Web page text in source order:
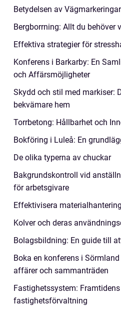
Betydelsen av
Bergborrning: Allt du behöver
Effektiva strategier för
Konferens i Barkarby: En
och Affärsmöjligheter
Skydd och stil med markiser:
bekvämare hem
Torrbetong: Hållbarhet och
Bokföring i Luleå: En
De olika typerna av chuckar
Bakgrundskontroll vid
för arbetsgivare
Effektivisera
Kolver och deras
Bolagsbildning: En guide till
Boka en konferens i
affärer och sammanträden
Fastighetssystem:
fastighetsförvaltning